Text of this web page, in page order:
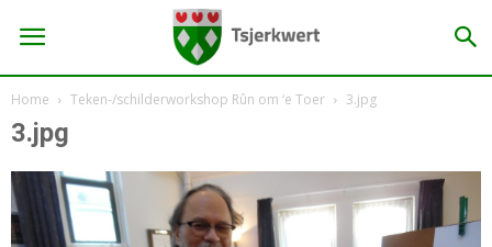
Home Teken-/schilderworkshop Rûn om ‘e Toer 3.jpg
3.jpg